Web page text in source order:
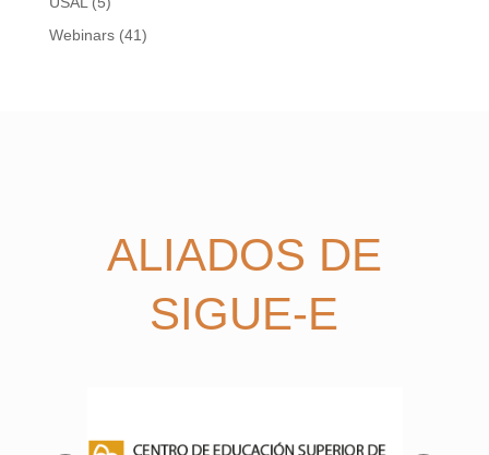
Webinars(41)
ALIADOS DE
SIGUE-E